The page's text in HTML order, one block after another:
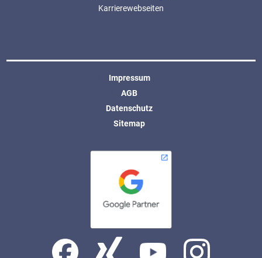
Karrierewebseiten
Impressum
AGB
Datenschutz
Sitemap